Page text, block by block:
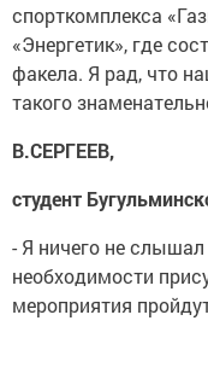
спорткомплекса
«Энергетик», где
факела. Я рад, что
такого
В.СЕРГЕЕВ,
студент
- Я ничего не
необходимости
мероприятия